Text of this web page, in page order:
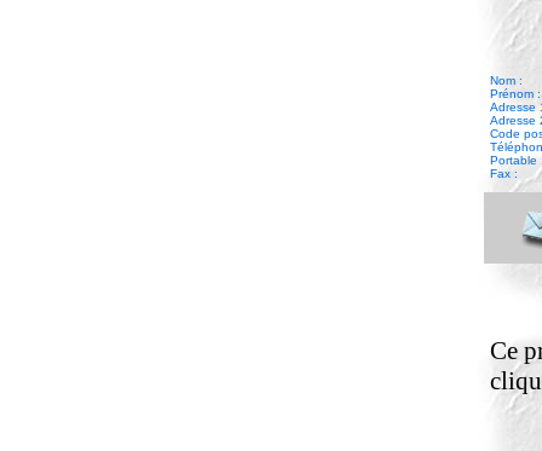
Nom :
Prénom :
Adresse
Adresse
Code
Portable
Fax :
Ce